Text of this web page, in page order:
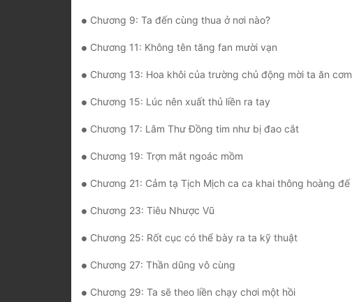
Chương 9: Ta đến cùng thua ở nơi nào?
Chương 11: Không tên tăng fan mười vạn
Chương 13: Hoa khôi của trường chủ động mời ta ăn cơm
Chương 15: Lúc nên xuất thủ liền ra tay
Chương 17: Lâm Thư Đồng tim như bị đao cắt
Chương 19: Trợn mắt ngoác mồm
Chương 21: Cảm tạ Tịch Mịch ca ca khai thông hoàng đế
Chương 23: Tiêu Nhược Vũ
Chương 25: Rốt cục có thể bày ra ta kỹ thuật
Chương 27: Thần dũng vô cùng
Chương 29: Ta sẽ theo liền chạy chơi một hồi